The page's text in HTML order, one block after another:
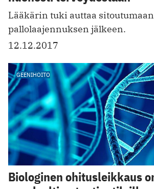
Lääkärin tuki auttaa
pallolaajennuksen jälkeen.
12.12.2017
GEENIHOITO
Biologinen ohitusleikkaus